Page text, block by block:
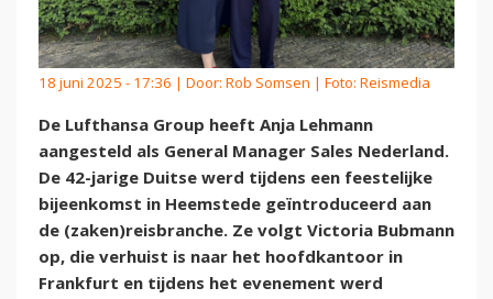
18 juni 2025 - 17:36 | Door: Rob Somsen | Foto: Reismedia
De Lufthansa Group heeft Anja Lehmann
aangesteld als General Manager Sales Nederland.
De 42-jarige Duitse werd tijdens een feestelijke
bijeenkomst in Heemstede geïntroduceerd aan
de (zaken)reisbranche. Ze volgt Victoria Bubmann
op, die verhuist is naar het hoofdkantoor in
Frankfurt en tijdens het evenement werd